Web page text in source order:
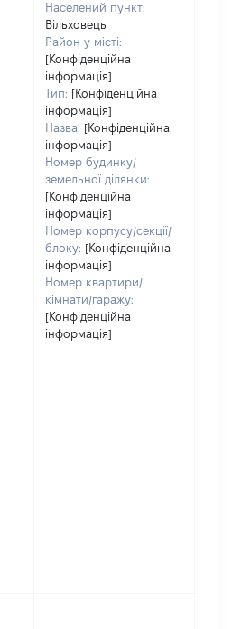
Населений пункт:
Вільховець
Район у місті:
[Конфіденційна
інформація]
Тип: [Конфіденційна
інформація]
Назва: [Конфіденційна
інформація]
Номер будинку/
земельної ділянки:
[Конфіденційна
інформація]
Номер корпусу/секції/
блоку: [Конфіденційна
інформація]
Номер квартири/
кімнати/гаражу:
[Конфіденційна
інформація]